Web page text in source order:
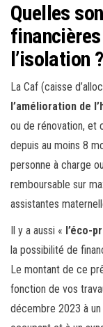
Quelles
l’isolation ?
La Caf (caisse
l’amélioration de
ou de rénovation, et
depuis au moins 8
personne à charge
remboursable sur
assistantes
Il y a aussi « l’éco-
la possibilité de
Le montant de ce
fonction de vos
décembre 2023 à